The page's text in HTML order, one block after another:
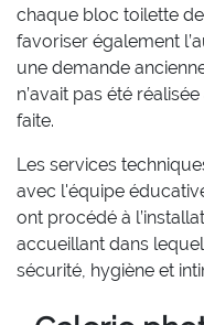
chaque bloc toilette
favoriser également
une demande
n’avait pas été
faite.
Les services
avec l'équipe
ont procédé à
accueillant dans
sécurité, hygiène et